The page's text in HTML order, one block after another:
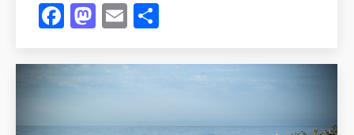
Facebook
Mastodon
Email